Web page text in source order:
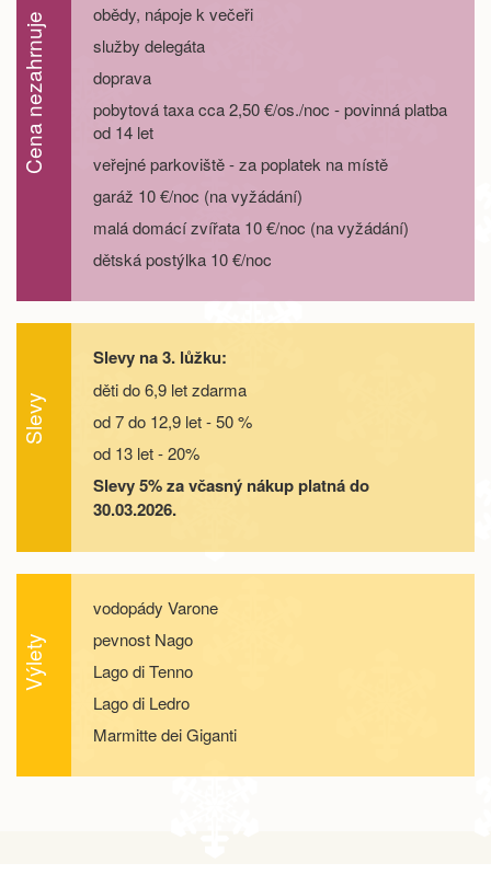
26.09. - 29.09.26 4 dny
26.09. - 30.09.26 objednej
26.09. - 01.10.26 objednej
26.09. - 03.10.26 8 dní 16 800 Kč
říjen 2026
04.10. - 07.10.26
4 dny 7 200 Kč
04.10. - 08.10.26 5 dní
04.10. - 09.10.26 6 dní
04.10. - 11.10.26 8 dní 16 800 Kč
10.10. - 15.10.26 6 dní
10.10. - 17.10.26 8 dní
Cena nezahrnuje
obědy, nápoje k večeři
služby delegáta
doprava
pobytová taxa cca 2,50 €/os./noc - povinná platba
od 14 let
veřejné parkoviště - za poplatek na místě
garáž 10 €/noc (na vyžádání)
malá domácí zvířata 10 €/noc (na vyžádání)
dětská postýlka 10 €/noc
Slevy
Slevy na 3. lůžku:
děti do 6,9 let zdarma
od 7 do 12,9 let - 50 %
od 13 let - 20%
Slevy 5% za včasný nákup platná do
30.03.2026.
Výlety
vodopády Varone
pevnost Nago
Lago di Tenno
Lago di Ledro
Marmitte dei Giganti